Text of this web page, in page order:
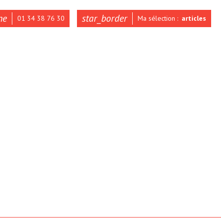
01 34 38 76 30 star_border Ma sélection : articles